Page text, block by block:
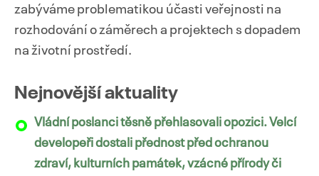
zabýváme problematikou účasti veřejnosti na
rozhodování o záměrech a projektech s dopadem
na životní prostředí.
Nejnovější aktuality
Vládní poslanci těsně přehlasovali opozici. Velcí
developeři dostali přednost před ochranou
zdraví, kulturních památek, vzácné přírody či